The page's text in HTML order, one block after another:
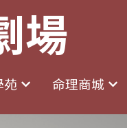
場
苑 命理商城
場
苑 命理商城